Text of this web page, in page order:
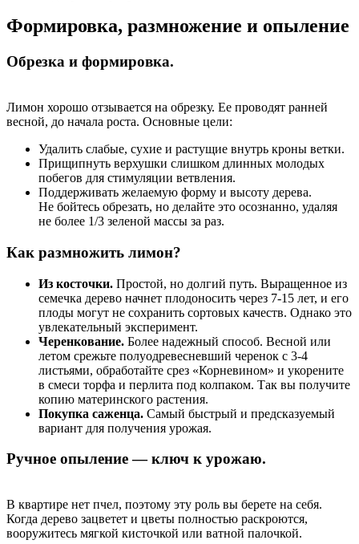
Формировка, размножение и опыление
Обрезка и формировка.
Лимон хорошо отзывается на обрезку. Ее проводят ранней
весной, до начала роста. Основные цели:
Удалить слабые, сухие и растущие внутрь кроны ветки.
Прищипнуть верхушки слишком длинных молодых
побегов для стимуляции ветвления.
Поддерживать желаемую форму и высоту дерева.
Не бойтесь обрезать, но делайте это осознанно, удаляя
не более 1/3 зеленой массы за раз.
Как размножить лимон?
Из косточки. Простой, но долгий путь. Выращенное из
семечка дерево начнет плодоносить через 7-15 лет, и его
плоды могут не сохранить сортовых качеств. Однако это
увлекательный эксперимент.
Черенкование. Более надежный способ. Весной или
летом срежьте полуодревесневший черенок с 3-4
листьями, обработайте срез «Корневином» и укорените
в смеси торфа и перлита под колпаком. Так вы получите
копию материнского растения.
Покупка саженца. Самый быстрый и предсказуемый
вариант для получения урожая.
Ручное опыление — ключ к урожаю.
В квартире нет пчел, поэтому эту роль вы берете на себя.
Когда дерево зацветет и цветы полностью раскроются,
вооружитесь мягкой кисточкой или ватной палочкой.